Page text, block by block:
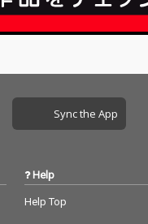
Sync the App
Help
Help Top